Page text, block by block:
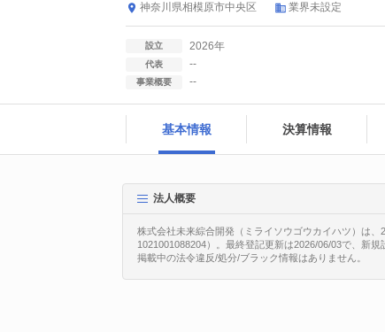
神奈川県相模原市中央区 業界未設定
設立 2026年
代表 --
事業概要 --
基本情報 決算情報
法人概要
株式会社未来綜合開発（ミライソウゴウカイハツ）は
1021001088204）。最終登記更新は2026/06/03で、新規
掲載中の法令違反/処分/ブラック情報はありません。